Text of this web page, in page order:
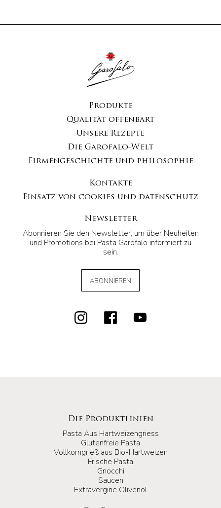
Produkte
Qualität offenbart
Unsere Rezepte
Die Garofalo-Welt
Firmengeschichte und philosophie
Kontakte
Einsatz von cookies und datenschutz
Newsletter
Abonnieren Sie den Newsletter, um über Neuheiten
und Promotions bei Pasta Garofalo informiert zu
sein.
ABONNIEREN
Die Produktlinien
Pasta Aus Hartweizengriess
Glutenfreie Pasta
Vollkorngrieß aus Bio-Hartweizen
Frische Pasta
Gnocchi
Saucen
Extravergine Olivenöl